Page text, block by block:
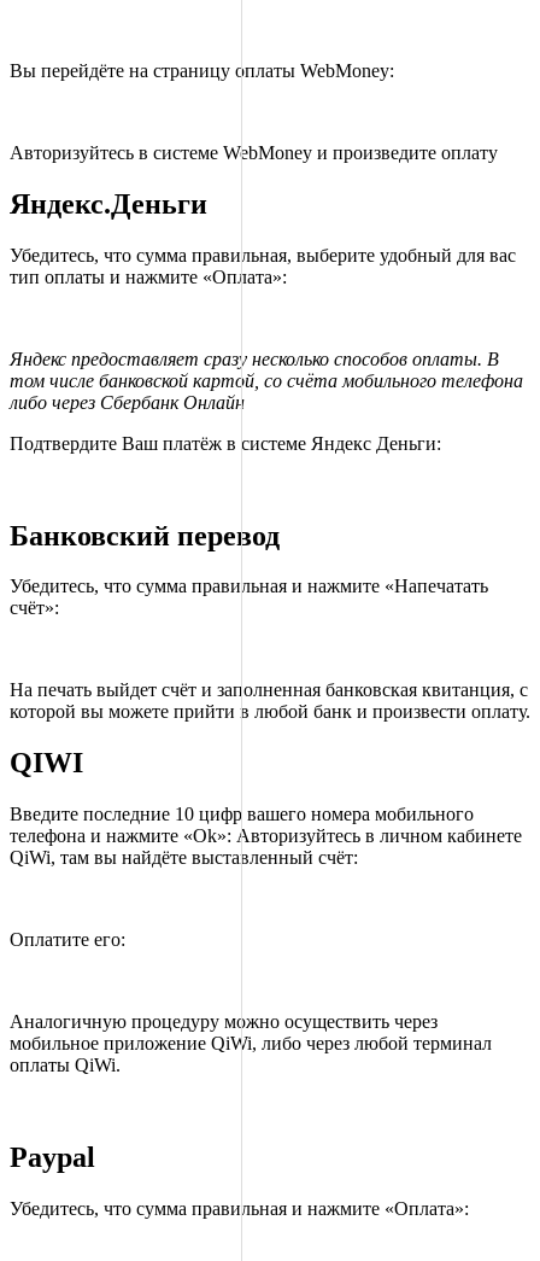
Вы перейдёте на страницу оплаты WebMoney:
Авторизуйтесь в системе WebMoney и произведите оплату
Яндекс.Деньги
Убедитесь, что сумма правильная, выберите удобный для вас
тип оплаты и нажмите «Оплата»:
Яндекс предоставляет сразу несколько способов оплаты. В
том числе банковской картой, со счёта мобильного телефона
либо через Сбербанк Онлайн
Подтвердите Ваш платёж в системе Яндекс Деньги:
Банковский перевод
Убедитесь, что сумма правильная и нажмите «Напечатать
счёт»:
На печать выйдет счёт и заполненная банковская квитанция, с
которой вы можете прийти в любой банк и произвести оплату.
QIWI
Введите последние 10 цифр вашего номера мобильного
телефона и нажмите «Ok»: Авторизуйтесь в личном кабинете
QiWi, там вы найдёте выставленный счёт:
Оплатите его:
Аналогичную процедуру можно осуществить через
мобильное приложение QiWi, либо через любой терминал
оплаты QiWi.
Paypal
Убедитесь, что сумма правильная и нажмите «Оплата»: